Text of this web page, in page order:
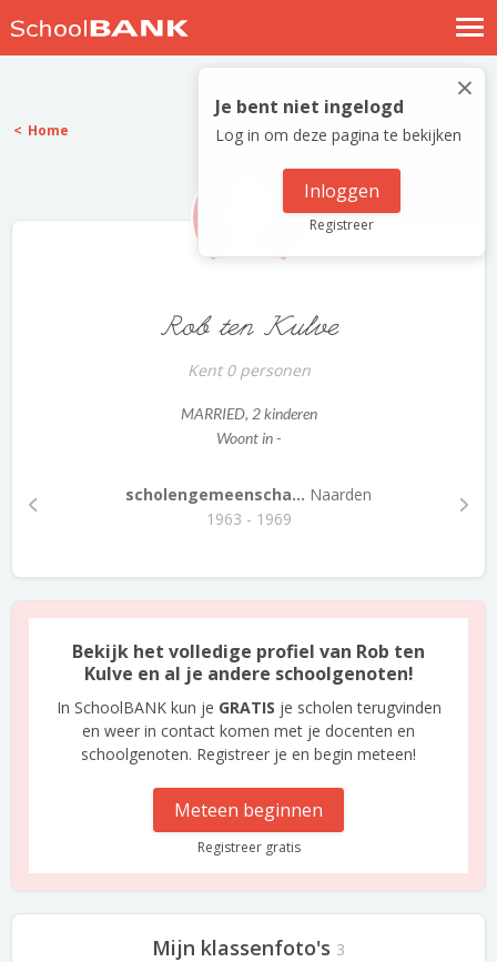
Nostalgische verhalen
Log in
Meld je gratis aan
×
Je bent niet ingelogd
Log in om deze pagina te bekijken
Inloggen
Registreer
Home
Rob ten Kulve
Kent 0 personen
MARRIED, 2 kinderen
Woont in -
scholengemeenscha... Naarden
1963 - 1969
Bekijk het volledige profiel van Rob ten
Kulve en al je andere schoolgenoten!
In SchoolBANK kun je GRATIS je scholen terugvinden
en weer in contact komen met je docenten en
schoolgenoten. Registreer je en begin meteen!
Meteen beginnen
Registreer gratis
Mijn klassenfoto's 3